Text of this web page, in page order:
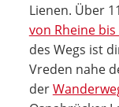
Lienen. Über
von Rheine
des Wegs ist
Vreden nahe
der